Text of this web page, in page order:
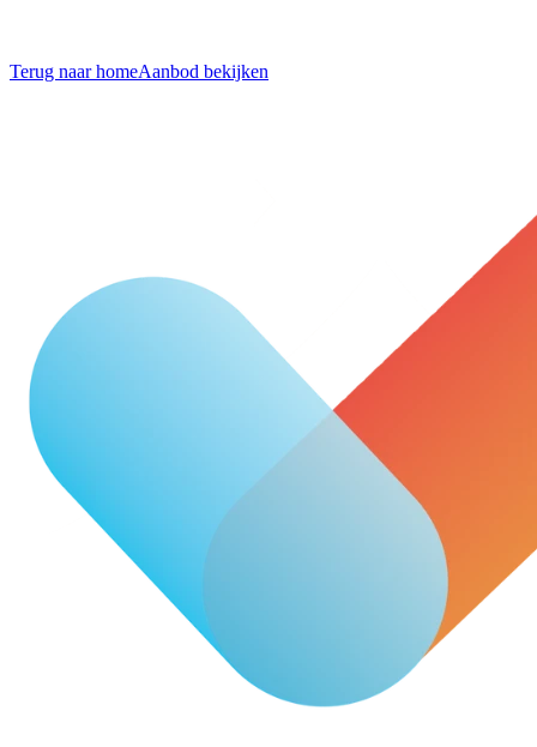
Terug naar homeAanbod bekijken